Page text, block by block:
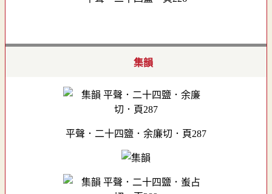
集韻
平聲．二十四鹽．余廉切．頁287